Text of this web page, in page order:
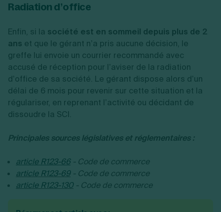
Radiation d’office
Enfin, si la société est en sommeil depuis plus de 2
ans et que le gérant n’a pris aucune décision, le
greffe lui envoie un courrier recommandé avec
accusé de réception pour l’aviser de la radiation
d’office de sa société. Le gérant dispose alors d’un
délai de 6 mois pour revenir sur cette situation et la
régulariser, en reprenant l’activité ou décidant de
dissoudre la SCI.
Principales sources législatives et réglementaires :
article R123-66 - Code de commerce
article R123-69- Code de commerce
article R123-130 - Code de commerce